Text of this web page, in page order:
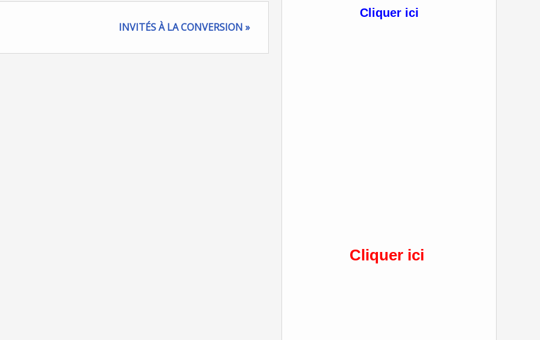
Cliquer ici
Cliquer ici
INVITÉS À LA CONVERSION »